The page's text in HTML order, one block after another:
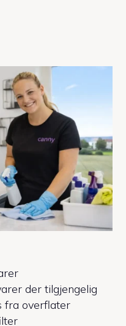
der tilgjengelig
fra overflater